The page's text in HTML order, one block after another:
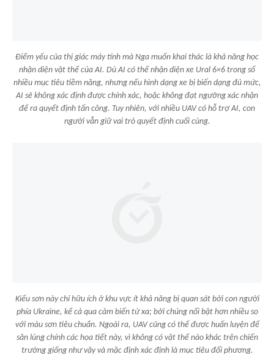
Điểm yếu của thị giác máy tính mà Nga muốn khai thác là khả năng học
nhận diện vật thể của AI. Dù AI có thể nhận diện xe Ural 6×6 trong số
nhiều mục tiêu tiềm năng, nhưng nếu hình dạng xe bị biến dạng đủ mức,
AI sẽ không xác định được chính xác, hoặc không đạt ngưỡng xác nhận
để ra quyết định tấn công. Tuy nhiên, với nhiều UAV có hỗ trợ AI, con
người vẫn giữ vai trò quyết định cuối cùng.
Kiểu sơn này chỉ hữu ích ở khu vực ít khả năng bị quan sát bởi con người
phía Ukraine, kể cả qua cảm biến từ xa; bởi chúng nổi bật hơn nhiều so
với màu sơn tiêu chuẩn. Ngoài ra, UAV cũng có thể được huấn luyện để
săn lùng chính các họa tiết này, vì không có vật thể nào khác trên chiến
trường giống như vậy và mặc định xác định là mục tiêu đối phương.